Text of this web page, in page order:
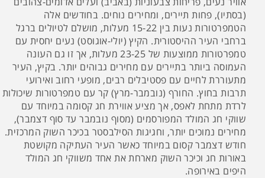
(בסתיו), פחות תיירים, ומחירים נוחים. בחודשים אלה
הטמפרטורות נעות בין 15-22 מעלות, מושלם לטיולים ברגל
ברחבי העיר ההיסטורית. הקיץ (יולי-אוגוסט) נעים יחסית עם
טמפרטורות ממוצעות של 23-25 מעלות, אך זו גם העונה
העמוסה ביותר בתיירים עם מחירים גבוהים יותר. בקיץ, העיר
מתעוררת לחיים עם פסטיבלים רבים, מופעי רחוב ואירועי
תרבות בחוץ. החורף (נובמבר-מרץ) קר עם טמפרטורות שיכולות
לרדת מתחת לאפס, אך מציע אווירת חג קסומה במיוחד עם
שווקי חג המולד המפורסמים (מסוף נובמבר עד סוף דצמבר),
מחירים נמוכים יותר, וחגיגות הסילבסטר בכיכר השוק המרכזית.
חודש דצמבר קסום במיוחד כאשר העיר העתיקה מקושטת
באורות חג וכיכר השוק מארחת את אחד משווקי חג המולד
היפים באירופה.​​​​​​​